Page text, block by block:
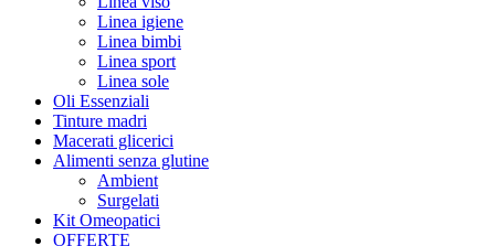
Linea igiene
Linea bimbi
Linea sport
Linea sole
Oli Essenziali
Tinture madri
Macerati glicerici
Alimenti senza glutine
Ambient
Surgelati
Kit Omeopatici
OFFERTE